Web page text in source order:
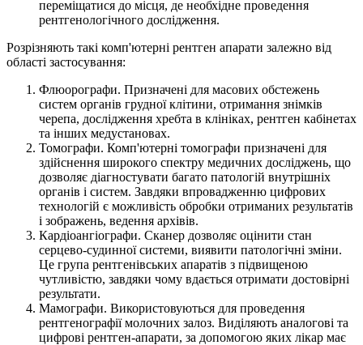
переміщатися до місця, де необхідне проведення
рентгенологічного дослідження.
Розрізняють такі комп'ютерні рентген апарати залежно від
області застосування:
Флюорографи. Призначені для масових обстежень
систем органів грудної клітини, отримання знімків
черепа, дослідження хребта в клініках, рентген кабінетах
та інших медустановах.
Томографи. Комп'ютерні томографи призначені для
здійснення широкого спектру медичних досліджень, що
дозволяє діагностувати багато патологій внутрішніх
органів і систем. Завдяки впровадженню цифрових
технологій є можливість обробки отриманих результатів
і зображень, ведення архівів.
Кардіоангіографи. Сканер дозволяє оцінити стан
серцево-судинної системи, виявити патологічні зміни.
Це група рентгенівських апаратів з підвищеною
чутливістю, завдяки чому вдається отримати достовірні
результати.
Мамографи. Використовуються для проведення
рентгенографії молочних залоз. Виділяють аналогові та
цифрові рентген-апарати, за допомогою яких лікар має